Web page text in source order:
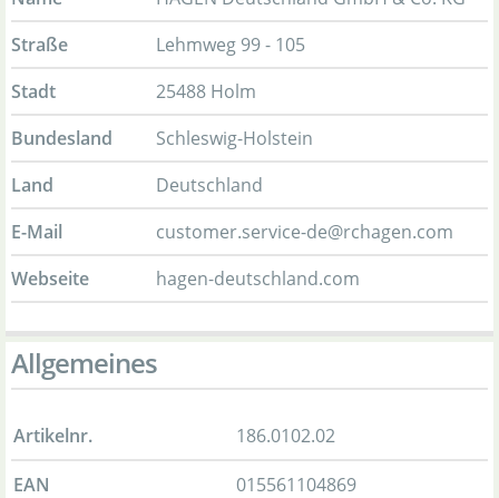
Straße
Lehmweg 99 - 105
Stadt
25488 Holm
Bundesland
Schleswig-Holstein
Land
Deutschland
E-Mail
customer.service-de@rchagen.com
Webseite
hagen-deutschland.com
Allgemeines
Artikelnr.
186.0102.02
EAN
015561104869